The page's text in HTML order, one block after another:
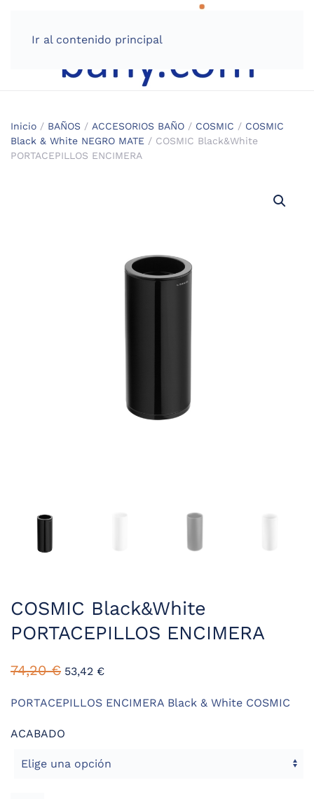
Ir al contenido principal
Inicio / BAÑOS / ACCESORIOS BAÑO / COSMIC / COSMIC
Black & White NEGRO MATE / COSMIC Black&White
PORTACEPILLOS ENCIMERA
COSMIC Black&White
PORTACEPILLOS ENCIMERA
74,20€ 53,42 €
PORTACEPILLOS ENCIMERA Black & White COSMIC
ACABADO